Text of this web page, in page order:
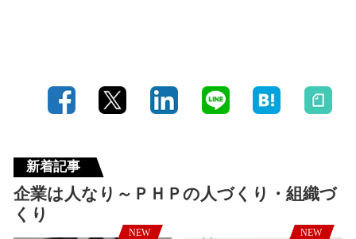
新着記事
企業は人なり～ＰＨＰの人づくり・組織づ
くり
NEW NEW